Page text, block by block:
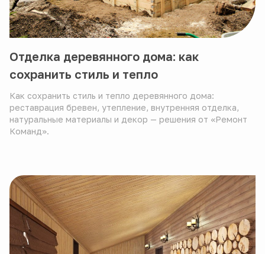
Отделка деревянного дома: как
сохранить стиль и тепло
Как сохранить стиль и тепло деревянного дома:
реставрация бревен, утепление, внутренняя отделка,
натуральные материалы и декор — решения от «Ремонт
Команд».